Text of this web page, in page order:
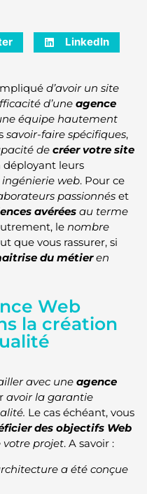
LinkedIn
d’avoir un site
d’une agence
équipe hautement
savoir-faire spécifiques,
de créer votre site
déployant leurs
web. Pour ce
passionnés et
avérées au terme
le nombre
que vous rassurer, si
du métieren
Web
la création
avec une agence
avoir la garantie
Le cas échéant, vous
des objectifs Web
votre projet. A savoir :
a été conçue